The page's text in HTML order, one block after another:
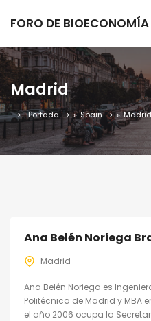
FORO DE BIOECONOMÍA
Madrid
Portada » Spain » Madrid
Ana Belén Noriega
Madrid
Ana Belén Noriega es
Politécnica de Madrid y MBA
el año 2006 ocupa la